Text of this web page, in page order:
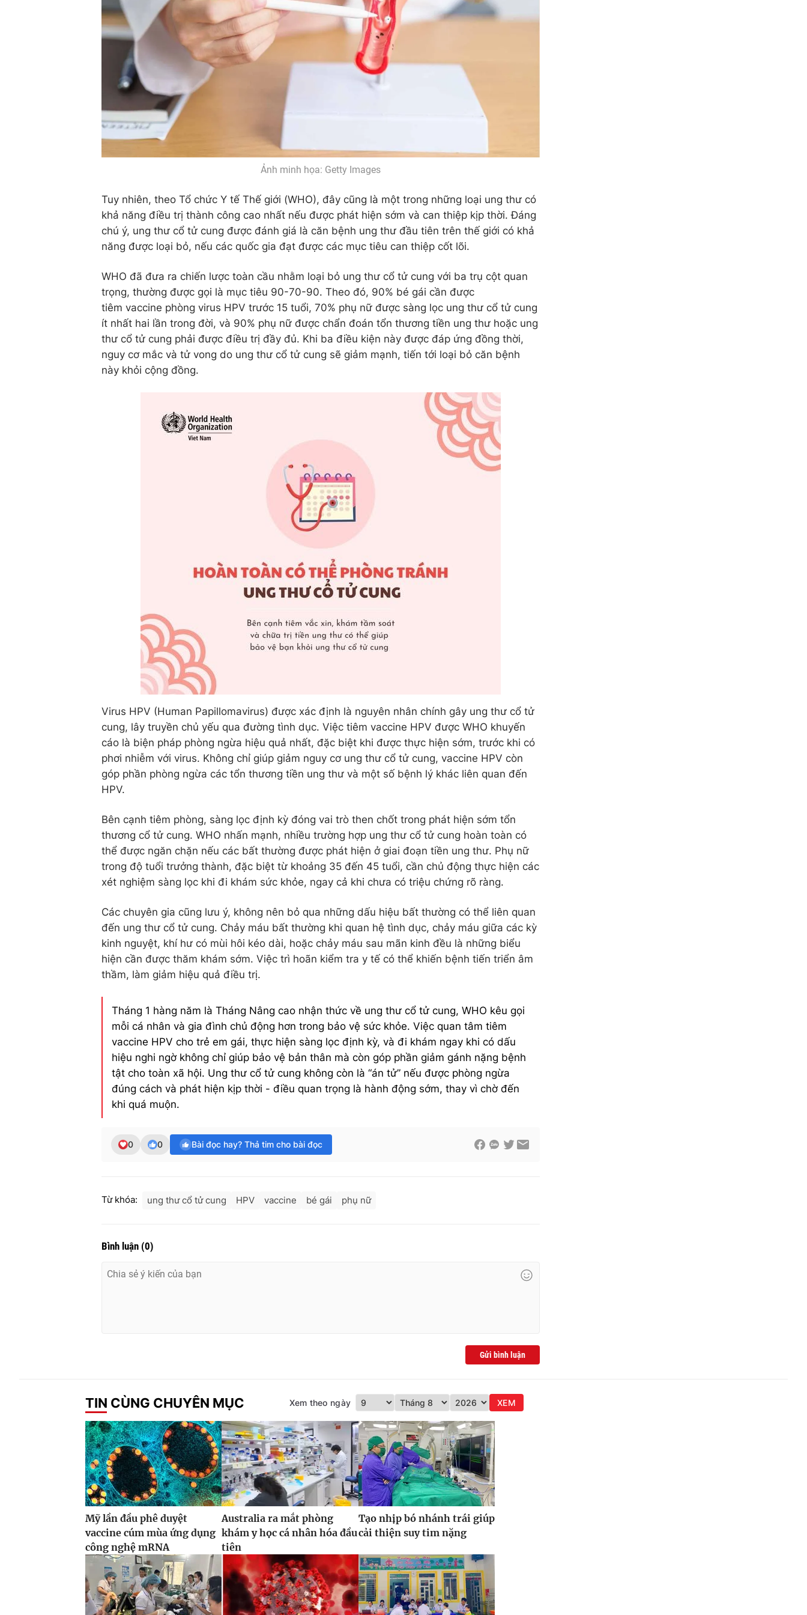
Ảnh minh họa: Getty Images
Tuy nhiên, theo Tổ chức Y tế Thế giới (WHO), đây cũng là một trong những loại ung thư có
khả năng điều trị thành công cao nhất nếu được phát hiện sớm và can thiệp kịp thời. Đáng
chú ý, ung thư cổ tử cung được đánh giá là căn bệnh ung thư đầu tiên trên thế giới có khả
năng được loại bỏ, nếu các quốc gia đạt được các mục tiêu can thiệp cốt lõi.
WHO đã đưa ra chiến lược toàn cầu nhằm loại bỏ ung thư cổ tử cung với ba trụ cột quan
trọng, thường được gọi là mục tiêu 90-70-90. Theo đó, 90% bé gái cần được
tiêm vaccine phòng virus HPV trước 15 tuổi, 70% phụ nữ được sàng lọc ung thư cổ tử cung
ít nhất hai lần trong đời, và 90% phụ nữ được chẩn đoán tổn thương tiền ung thư hoặc ung
thư cổ tử cung phải được điều trị đầy đủ. Khi ba điều kiện này được đáp ứng đồng thời,
nguy cơ mắc và tử vong do ung thư cổ tử cung sẽ giảm mạnh, tiến tới loại bỏ căn bệnh
này khỏi cộng đồng.
Virus HPV (Human Papillomavirus) được xác định là nguyên nhân chính gây ung thư cổ tử
cung, lây truyền chủ yếu qua đường tình dục. Việc tiêm vaccine HPV được WHO khuyến
cáo là biện pháp phòng ngừa hiệu quả nhất, đặc biệt khi được thực hiện sớm, trước khi có
phơi nhiễm với virus. Không chỉ giúp giảm nguy cơ ung thư cổ tử cung, vaccine HPV còn
góp phần phòng ngừa các tổn thương tiền ung thư và một số bệnh lý khác liên quan đến
HPV.
Bên cạnh tiêm phòng, sàng lọc định kỳ đóng vai trò then chốt trong phát hiện sớm tổn
thương cổ tử cung. WHO nhấn mạnh, nhiều trường hợp ung thư cổ tử cung hoàn toàn có
thể được ngăn chặn nếu các bất thường được phát hiện ở giai đoạn tiền ung thư. Phụ nữ
trong độ tuổi trưởng thành, đặc biệt từ khoảng 35 đến 45 tuổi, cần chủ động thực hiện các
xét nghiệm sàng lọc khi đi khám sức khỏe, ngay cả khi chưa có triệu chứng rõ ràng.
Các chuyên gia cũng lưu ý, không nên bỏ qua những dấu hiệu bất thường có thể liên quan
đến ung thư cổ tử cung. Chảy máu bất thường khi quan hệ tình dục, chảy máu giữa các kỳ
kinh nguyệt, khí hư có mùi hôi kéo dài, hoặc chảy máu sau mãn kinh đều là những biểu
hiện cần được thăm khám sớm. Việc trì hoãn kiểm tra y tế có thể khiến bệnh tiến triển âm
thầm, làm giảm hiệu quả điều trị.
Tháng 1 hàng năm là Tháng Nâng cao nhận thức về ung thư cổ tử cung, WHO kêu gọi
mỗi cá nhân và gia đình chủ động hơn trong bảo vệ sức khỏe. Việc quan tâm tiêm
vaccine HPV cho trẻ em gái, thực hiện sàng lọc định kỳ, và đi khám ngay khi có dấu
hiệu nghi ngờ không chỉ giúp bảo vệ bản thân mà còn góp phần giảm gánh nặng bệnh
tật cho toàn xã hội. Ung thư cổ tử cung không còn là “án tử” nếu được phòng ngừa
đúng cách và phát hiện kịp thời - điều quan trọng là hành động sớm, thay vì chờ đến
khi quá muộn.
0 0 Bài đọc hay? Thả tim cho bài đọc
Từ khóa: ung thư cổ tử cung HPV vaccine bé gái phụ nữ
Bình luận (0)
Gửi bình luận
TIN CÙNG CHUYÊN MỤC Xem theo ngày XEM
Mỹ lần đầu phê duyệt
vaccine cúm mùa ứng dụng
công nghệ mRNA
Australia ra mắt phòng
khám y học cá nhân hóa đầu
tiên
Tạo nhịp bó nhánh trái giúp
cải thiện suy tim nặng